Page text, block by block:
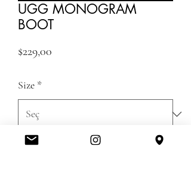
UGG MONOGRAM
BOOT
$229,00
Size *
Adet *